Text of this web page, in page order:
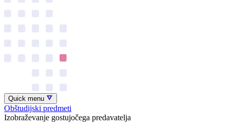
Quick menu
Obštudijski predmeti
Izobraževanje gostujočega predavatelja